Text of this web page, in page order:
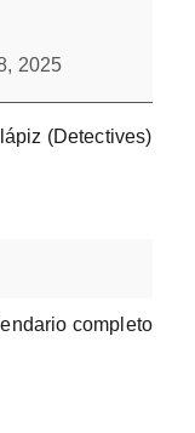
2025
(Detectives)
completo